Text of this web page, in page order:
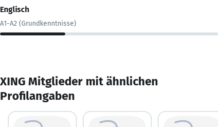
Englisch
A1-A2 (Grundkenntnisse)
XING Mitglieder mit ähnlichen
Profilangaben